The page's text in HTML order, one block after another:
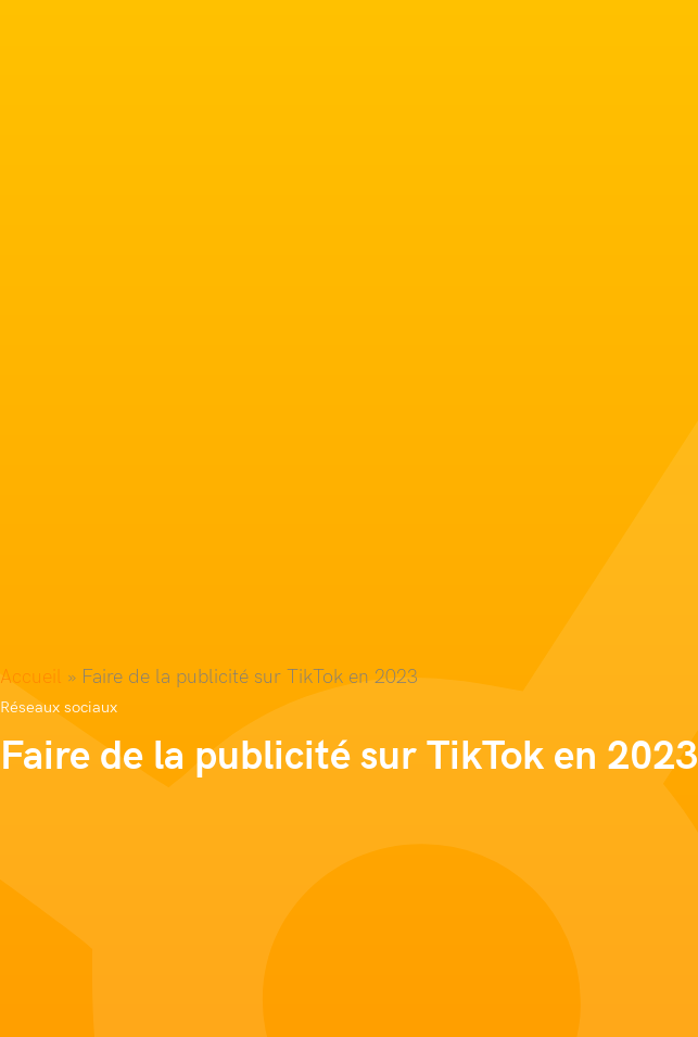
Accueil » Faire de la publicité sur TikTok en 2023
Réseaux sociaux
Faire de la publicité sur TikTok en 2023